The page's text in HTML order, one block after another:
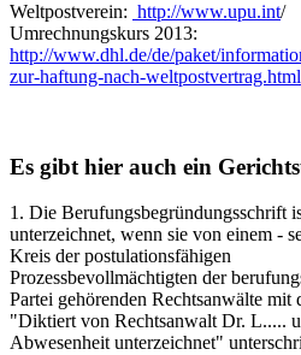
Weltpostverein: http://www.upu.int/
Umrechnungskurs 2013:
http://www.dhl.de/de/paket/
zur-haftung-nach-weltpostvertrag.html
Es gibt hier auch ein
1. Die Berufungsbegründungsschrift
unterzeichnet, wenn sie von einem -
Kreis der postulationsfähigen
Prozessbevollmächtigten der
Partei gehörenden Rechtsanwälte mit
"Diktiert von Rechtsanwalt Dr. L.....
Abwesenheit unterzeichnet"